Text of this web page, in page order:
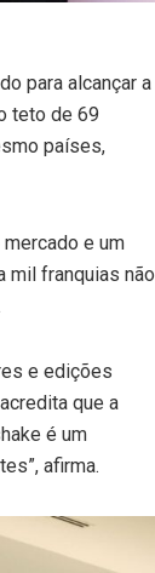
para alcançar a
teto de 69
países,
e um
mil franquias não
e edições
que a
é um
afirma.